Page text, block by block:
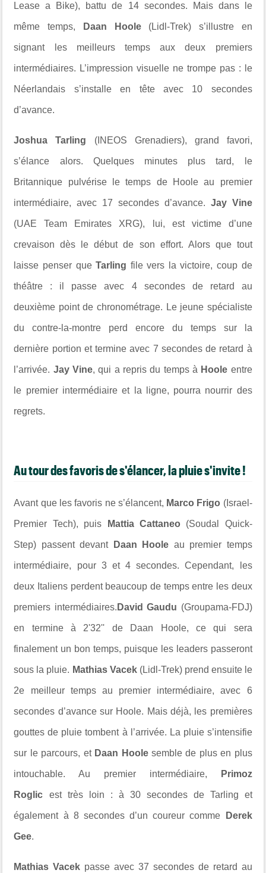
Lease a Bike), battu de 14 secondes. Mais dans le
même temps, Daan Hoole(Lidl-Trek) s’illustre en
signant les meilleurs temps aux deux premiers
intermédiaires. L’impression visuelle ne trompe pas : le
Néerlandais s’installe en tête avec 10 secondes
d’avance.
Joshua Tarling (INEOS Grenadiers), grand favori,
s’élance alors. Quelques minutes plus tard, le
Britannique pulvérise le temps de Hoole au premier
intermédiaire, avec 17 secondes d’avance. Jay Vine
(UAE Team Emirates XRG), lui, est victime d’une
crevaison dès le début de son effort. Alors que tout
laisse penser queTarling file vers la victoire, coup de
théâtre : il passe avec 4 secondes de retard au
deuxième point de chronométrage. Le jeune spécialiste
du contre-la-montre perd encore du temps sur la
dernière portion et termine avec 7 secondes de retard à
l’arrivée. Jay Vine, qui a repris du temps à Hoole entre
le premier intermédiaire et la ligne, pourra nourrir des
regrets.
Au tour des favoris de s'élancer, la pluie s'invite !
Avant que les favoris ne s’élancent, Marco Frigo (Israel-
Premier Tech), puis Mattia Cattaneo (Soudal Quick-
Step) passent devant Daan Hoole au premier temps
intermédiaire, pour 3 et 4 secondes. Cependant, les
deux Italiens perdent beaucoup de temps entre les deux
premiers intermédiaires. David Gaudu (Groupama-FDJ)
en termine à 2'32'' de Daan Hoole, ce qui sera
finalement un bon temps, puisque les leaders passeront
sous la pluie. Mathias Vacek(Lidl-Trek) prend ensuite le
2e meilleur temps au premier intermédiaire, avec 6
secondes d’avance sur Hoole. Mais déjà, les premières
gouttes de pluie tombent à l’arrivée. La pluie s’intensifie
sur le parcours, et Daan Hoolesemble de plus en plus
intouchable. Au premier intermédiaire, Primoz
Roglic est très loin : à 30 secondes de Tarling et
également à 8 secondes d’un coureur comme Derek
Gee.
Mathias Vacek passe avec 37 secondes de retard au